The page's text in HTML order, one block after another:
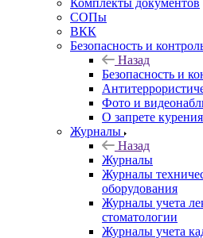
Комплекты документов
СОПы
ВКК
Безопасность и
Назад
Безопасность и
Фото и
О запрете курения
Журналы
Назад
Журналы
Журналы
оборудования
Журналы учета
стоматологии
Журналы учета